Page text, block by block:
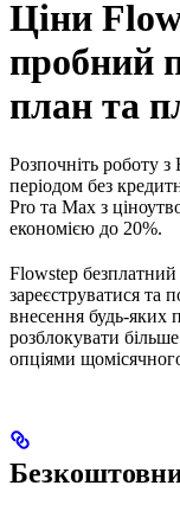
Ціни
пробний
план та
Розпочніть роботу
періодом без
Pro та Max з
економією до 20%.
Flowstep
зареєструватися та
внесення будь-яких
розблокувати
опціями